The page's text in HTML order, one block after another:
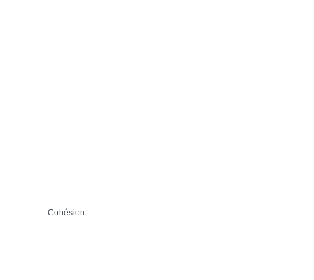
Cohésion